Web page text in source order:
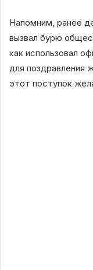
Напомним, ранее
вызвал бурю
как использовал
для поздравления
этот поступок